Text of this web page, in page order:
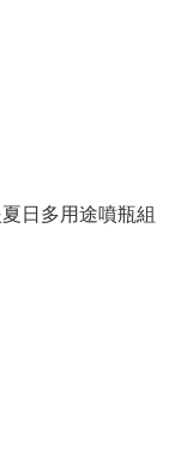
日多用途噴瓶組